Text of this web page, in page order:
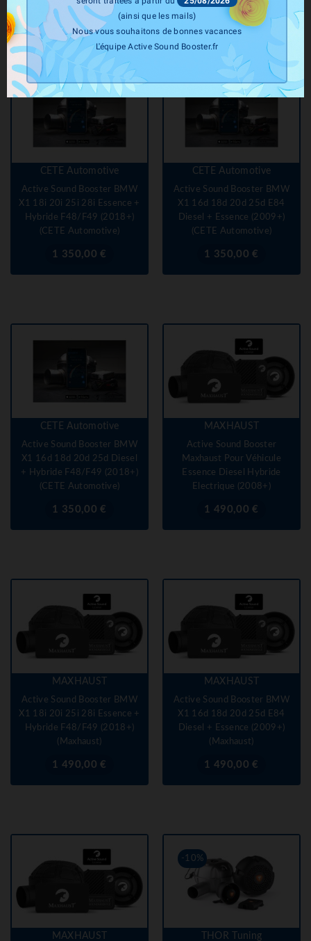
base
CETE Automotive
Active Sound Booster BMW
X1 18i 20i 25i 28i Essence +
Hybride F48/F49 (2018+)
(CETE Automotive)
Prix1 350,00 €
CETE Automotive
Active Sound Booster BMW
X1 16d 18d 20d 25d E84
Diesel + Essence (2009+)
(CETE Automotive)
Prix1 350,00 €
CETE Automotive
Active Sound Booster BMW
X1 16d 18d 20d 25d Diesel
+ Hybride F48/F49 (2018+)
(CETE Automotive)
Prix1 350,00 €
MAXHAUST
Active Sound Booster
Maxhaust Pour Véhicule
Essence Diesel Hybride
Electrique (2008+)
Prix1 490,00 €
MAXHAUST
Active Sound Booster BMW
X1 18i 20i 25i 28i Essence +
Hybride F48/F49 (2018+)
(Maxhaust)
Prix1 490,00 €
MAXHAUST
Active Sound Booster BMW
X1 16d 18d 20d 25d E84
Diesel + Essence (2009+)
(Maxhaust)
Prix1 490,00 €
MAXHAUST
-10%
THOR Tuning
(ainsi que les mails)
Nous vous souhaitons de bonnes vacances
L'équipe Active Sound Booster.fr